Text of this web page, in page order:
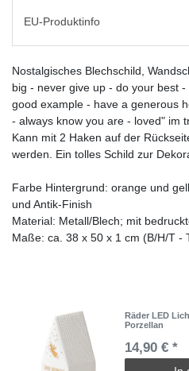
EU-Produktinfo
Nostalgisches Blechschild,
big - never give up - do your best
good example - have a generous
- always know you are - loved" im
Kann mit 2 Haken auf der
werden. Ein tolles Schild zur
Farbe Hintergrund: orange und
und Antik-Finish
Material: Metall/Blech; mit
Maße: ca. 38 x 50 x 1 cm (B/H/T -
Räder LED
Porzellan
14,90 € *